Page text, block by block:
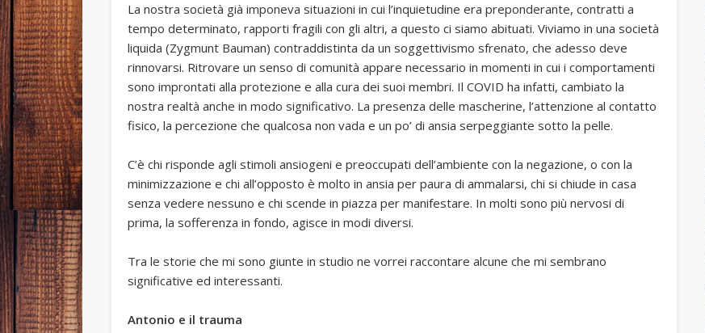
La nostra società già imponeva situazioni in cui l’inquietudine era preponderante, contratti a
tempo determinato, rapporti fragili con gli altri, a questo ci siamo abituati. Viviamo in una società
liquida (Zygmunt Bauman) contraddistinta da un soggettivismo sfrenato, che adesso deve
rinnovarsi. Ritrovare un senso di comunità appare necessario in momenti in cui i comportamenti
sono improntati alla protezione e alla cura dei suoi membri. Il COVID ha infatti, cambiato la
nostra realtà anche in modo significativo. La presenza delle mascherine, l’attenzione al contatto
fisico, la percezione che qualcosa non vada e un po’ di ansia serpeggiante sotto la pelle.
C’è chi risponde agli stimoli ansiogeni e preoccupati dell’ambiente con la negazione, o con la
minimizzazione e chi all’opposto è molto in ansia per paura di ammalarsi, chi si chiude in casa
senza vedere nessuno e chi scende in piazza per manifestare. In molti sono più nervosi di
prima, la sofferenza in fondo, agisce in modi diversi.
Tra le storie che mi sono giunte in studio ne vorrei raccontare alcune che mi sembrano
significative ed interessanti.
Antonio e il trauma